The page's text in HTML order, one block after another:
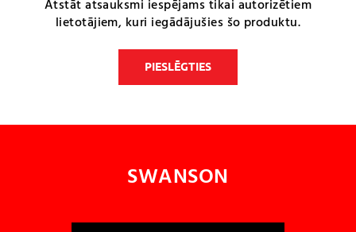
Atstāt atsauksmi iespējams tikai autorizētiem
lietotājiem, kuri iegādājušies šo produktu.
PIESLĒGTIES
SWANSON